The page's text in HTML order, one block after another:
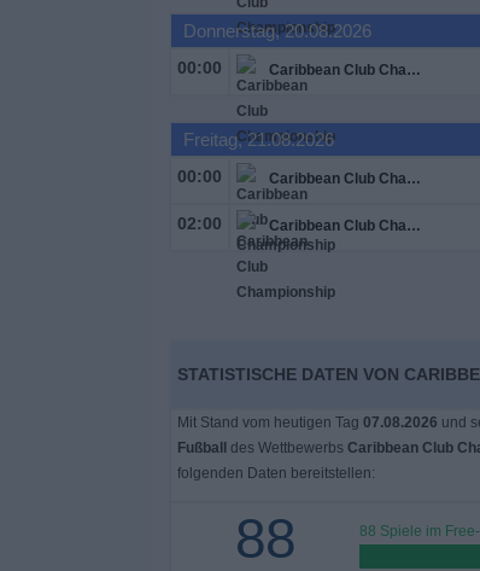
Donnerstag, 20.08.2026
00:00 Caribbean Club Championship
Freitag, 21.08.2026
00:00 Caribbean Club Championship
02:00 Caribbean Club Championship
STATISTISCHE DATEN VON
Mit Stand vom heutigen Tag 07.08.2026 und
Fußball
des Wettbewerbs Caribbean Club
folgenden Daten bereitstellen:
88 88 Spiele im